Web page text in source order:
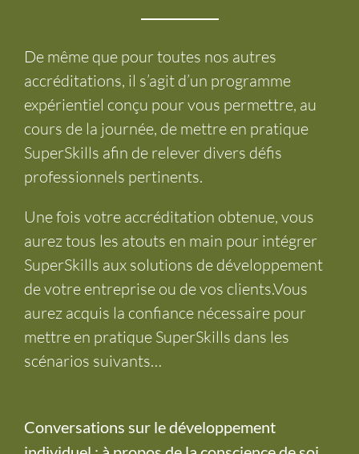
De même que pour toutes nos autres
accréditations, il s’agit d’un programme
expérientiel conçu pour vous permettre, au
cours de la journée, de mettre en pratique
SuperSkills afin de relever divers défis
professionnels pertinents.
Une fois votre accréditation obtenue, vous
aurez tous les atouts en main pour intégrer
SuperSkills aux solutions de développement
de votre entreprise ou de vos clients.Vous
aurez acquis la confiance nécessaire pour
mettre en pratique SuperSkills dans les
scénarios suivants…
Conversations sur le développement